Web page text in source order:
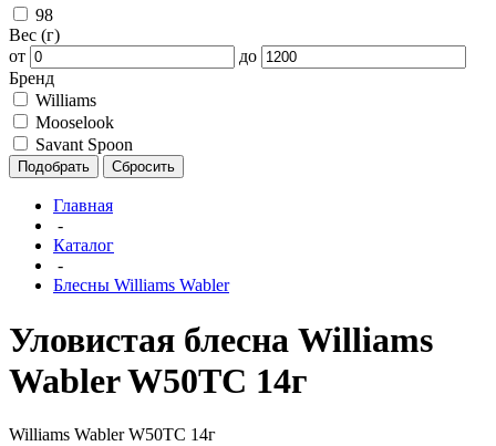
98
Вес (г)
от
до
Бренд
Williams
Mooselook
Savant Spoon
Подобрать Сбросить
Главная
-
Каталог
-
Блесны Williams Wabler
Уловистая блесна Williams
Wabler W50TC 14г
Williams Wabler W50TC 14г